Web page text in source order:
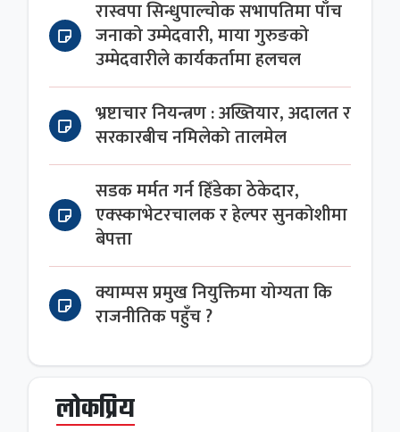
रास्वपा सिन्धुपाल्चोक सभापतिमा पाँच
जनाको उम्मेदवारी, माया गुरुङको
उम्मेदवारीले कार्यकर्तामा हलचल
भ्रष्टाचार नियन्त्रण : अख्तियार, अदालत र
सरकारबीच नमिलेको तालमेल
सडक मर्मत गर्न हिँडेका ठेकेदार,
एक्स्काभेटरचालक र हेल्पर सुनकोशीमा
बेपत्ता
क्याम्पस प्रमुख नियुक्तिमा योग्यता कि
राजनीतिक पहुँच ?
लोकप्रिय